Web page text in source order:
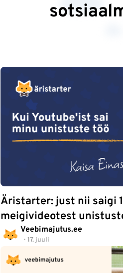
Äristarter: just nii saigi
meigivideotest
Veebimajutus.ee
17. juuli